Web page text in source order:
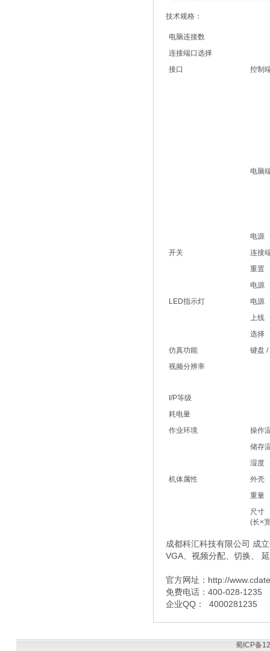
技术规格：
电脑连接数
连接端口选择
接口
控制
电脑
电源
开关
连接
重置
电源
LED指示灯
电源
上线
选择
仿真功能
键盘 /
视频分辨率
I/P等级
耗电量
作业环境
操作
储存
湿度
机体属性
外壳
重量
尺寸
(长×
成都科汇科技有限公司 成
VGA、视频分配、切换、
官方网址：http://
免费电话：400-028-1235
企业QQ： 4000281235
蜀ICP备